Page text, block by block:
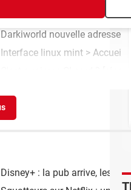
Darkiworld nouvelle adresse
Interface linux mint > Accueil -
Disney+ : la pub arrive, les